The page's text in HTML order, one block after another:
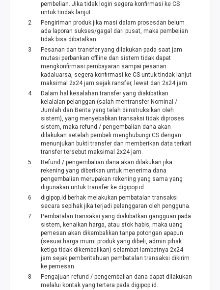
pembelian. Jika tidak login segera konfirmasi ke CS
untuk tindak lanjut.
Pengiriman produk jika masi dalam prosesdan belum
ada laporan sukses/gagal dari pusat, maka pembelian
tidak bisa dibatalkan.
Pesanan dan transfer yang dilakukan pada saat jam
mutasi perbankan offline dan sistem tidak dapat
mengkonfirmasi pembayaran sampai pesanan
kadaluarsa, segera konfirmasi ke CS untuk tindak lanjut
maksimal 2x24 jam sejak ransfer, lewat dari 2x24 jam.
Dalam hal kesalahan transfer yang diakibatkan
kelalaian pelanggan (salah mentransfer Nominal /
Jumlah dan Berita yang telah diinstruksikan oleh
sistem), yang menyebabkan transaksi tidak diproses
sistem, maka refund / pengembalian dana akan
dilakukan setelah pembeli menghubungi CS dengan
menunjukan bukti transfer dan memberikan data terkait
transfer tersebut maksimal 2x24 jam.
Refund / pengembalian dana akan dilakukan jika
rekening yang diberikan untuk menerima dana
pengembalian merupakan rekening yang sama yang
digunakan untuk transfer ke digipop.id.
digipop.id berhak melakukan pembatalan transaksi
secara sepihak jika terjadi pelanggaran oleh pengguna.
Pembatalan transaksi yang diakibatkan gangguan pada
sistem, kenaikan harga, atau stok habis, maka uang
pemesan akan dikembalikan tanpa potongan apapun
(sesuai harga murni produk yang dibeli, admin pihak
ketiga tidak dikembalikan) selambat-lambatnya 2x24
jam sejak pemberitahuan pembatalan transaksi dikirim
ke pemesan.
Pengajuan refund / pengembalian dana dapat dilakukan
melalui kontak yang tertera pada digipop.id.